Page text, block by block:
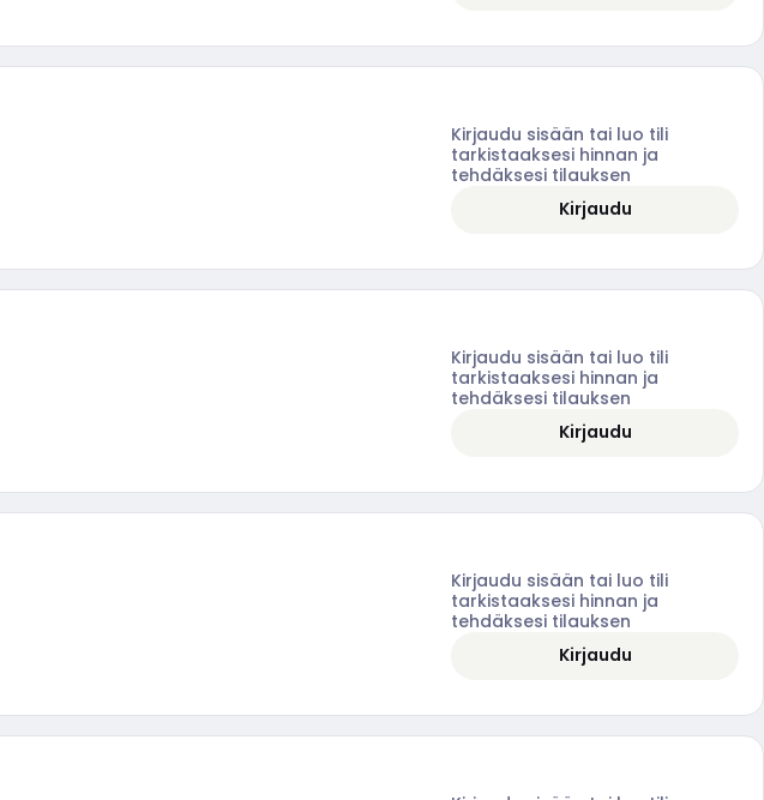
Kirjaudu sisään tai luo tili
tarkistaaksesi hinnan ja
tehdäksesi tilauksen
Kirjaudu
Kirjaudu sisään tai luo tili
tarkistaaksesi hinnan ja
tehdäksesi tilauksen
Kirjaudu
Kirjaudu sisään tai luo tili
tarkistaaksesi hinnan ja
tehdäksesi tilauksen
Kirjaudu